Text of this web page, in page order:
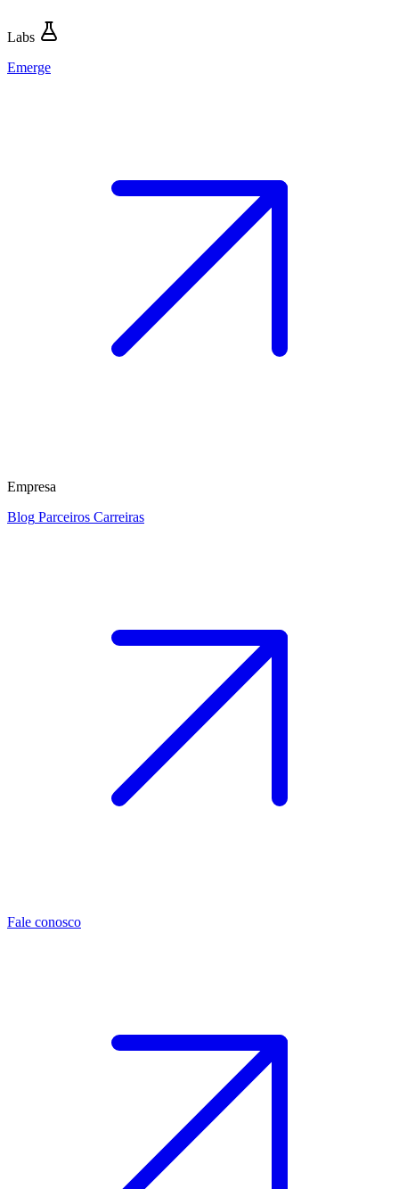
Labs
Emerge
Empresa
Blog Parceiros Carreiras
Fale conosco